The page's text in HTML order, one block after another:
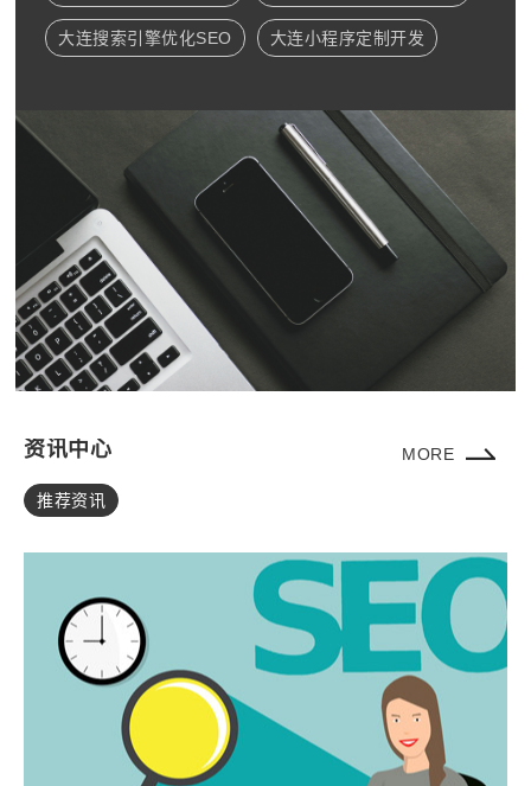
大连搜索引擎优化SEO 大连小程序定制开发
资讯中心 MORE
推荐资讯